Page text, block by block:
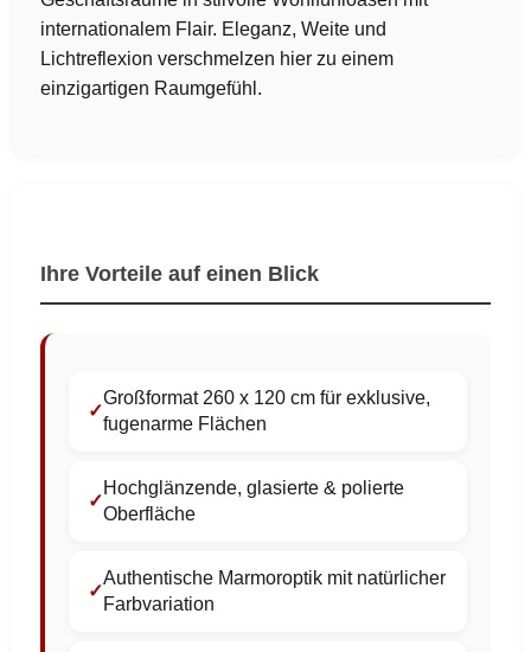
internationalem Flair. Eleganz, Weite und
Lichtreflexion verschmelzen hier zu einem
einzigartigen Raumgefühl.
Ihre Vorteile auf einen Blick
Großformat 260 x 120 cm für exklusive,
fugenarme Flächen
Hochglänzende, glasierte & polierte
Oberfläche
Authentische Marmoroptik mit natürlicher
Farbvariation